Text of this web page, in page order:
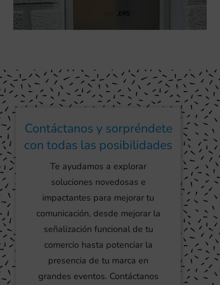
Contáctanos y sorpréndete
con todas las posibilidades
Te ayudamos a explorar
soluciones novedosas e
impactantes para mejorar tu
comunicación, desde mejorar la
señalización funcional de tu
comercio hasta potenciar la
presencia de tu marca en
grandes eventos. Contáctanos